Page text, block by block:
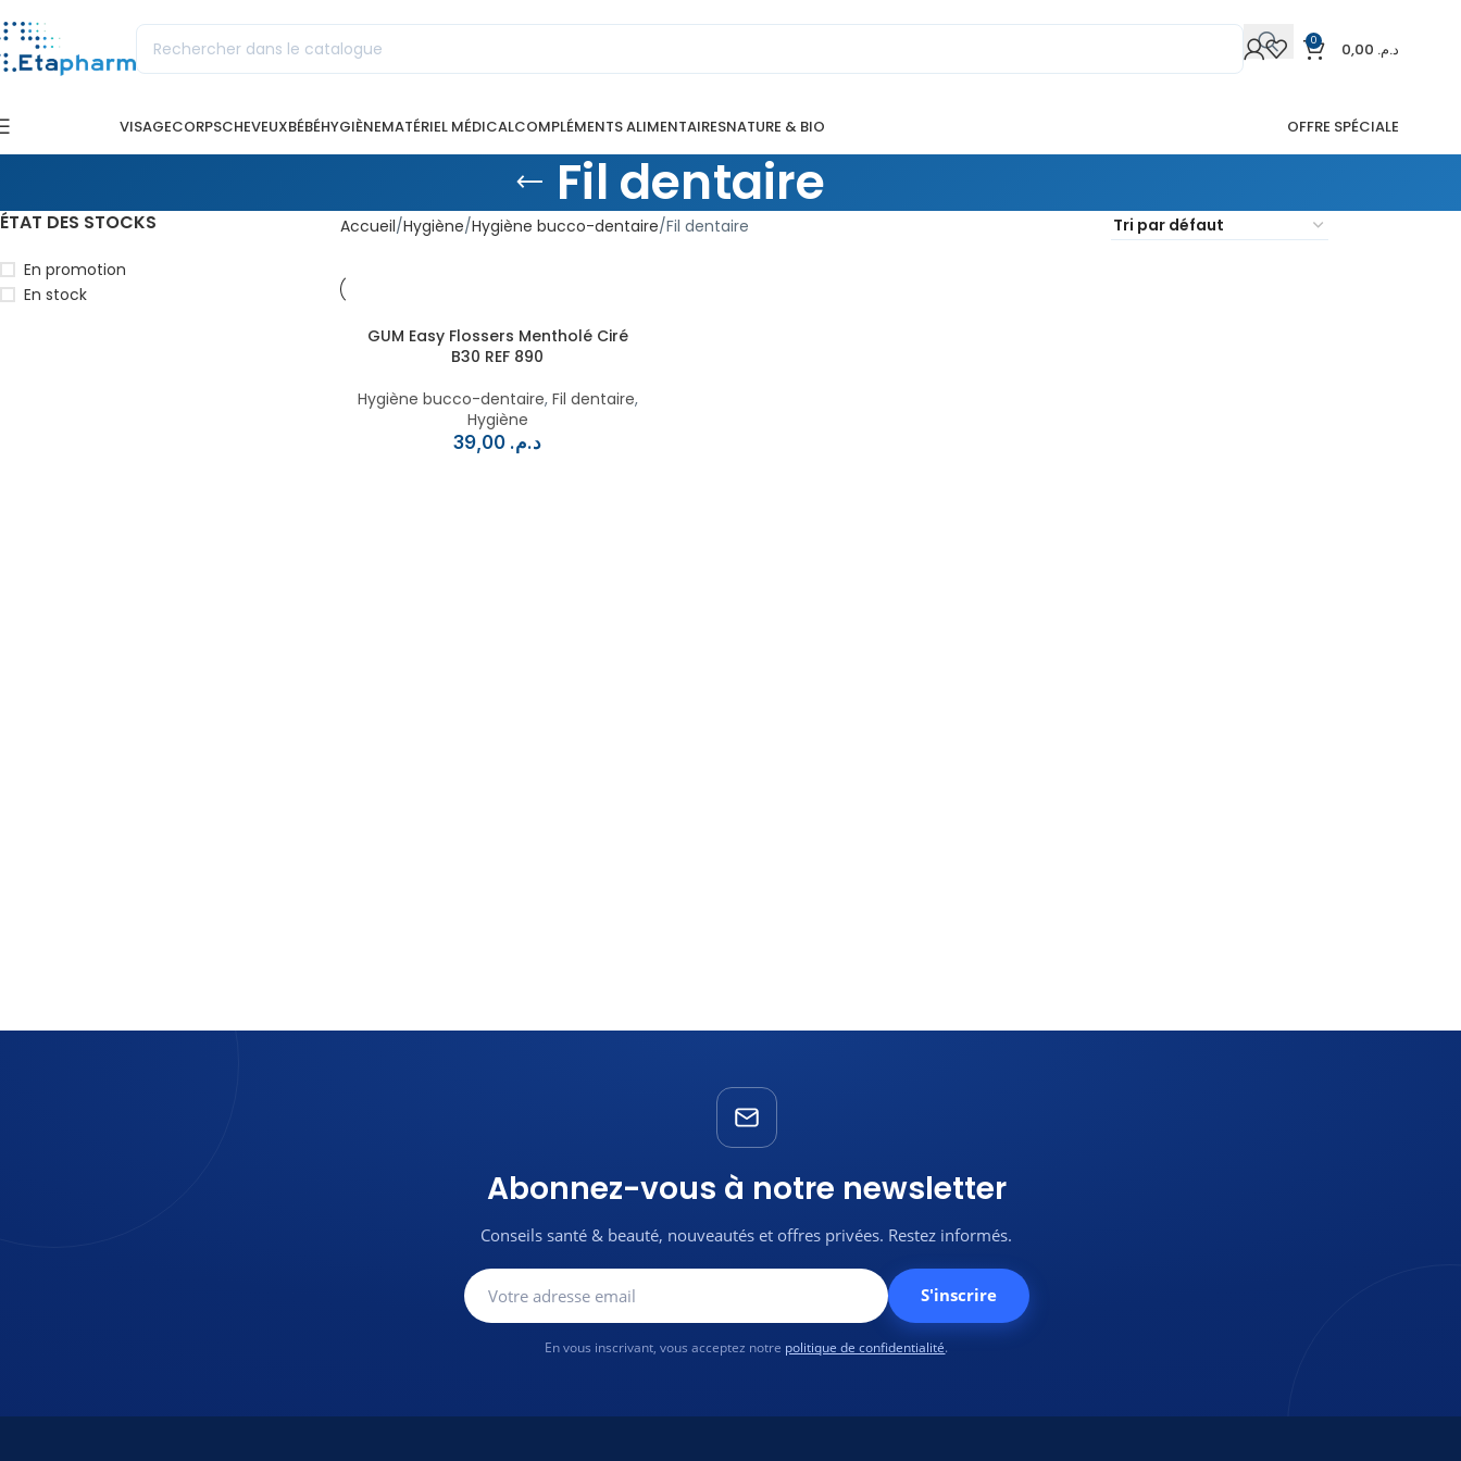
0 د.م.
VISAGECORPSCHEVEUXBÉBÉHYGIÈNEMATÉRIEL MÉDICALCOMPLÉMENTS ALIMENTAIRESNATURE & BIO OFFRE SPÉCIALE
Fil dentaire
ÉTAT DES STOCKS
En promotion
En stock
Accueil Hygiène Hygiène bucco-dentaire Fil dentaire
GUM Easy Flossers Mentholé Ciré
B30 REF 890
Hygiène bucco-dentaire, Fil dentaire,
Hygiène
د.م.
Abonnez-vous à notre newsletter
Conseils santé & beauté, nouveautés et offres privées. Restez informés.
S'inscrire
En vous inscrivant, vous acceptez notre politique de confidentialité.